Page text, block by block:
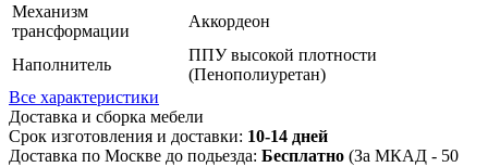
Механизм
трансформации
Аккордеон
Наполнитель
ППУ высокой плотности
(Пенополиуретан)
Все характеристики
Доставка и сборка мебели
Срок изготовления и доставки: 10-14 дней
Доставка по Москве до подьезда: Бесплатно (За МКАД - 50